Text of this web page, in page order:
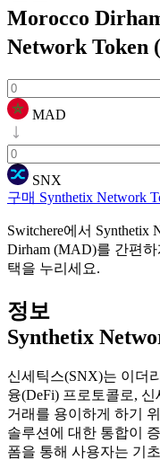
Morocco
Network Token
MAD
SNX
구매 Synthetix Network
Switchere에서 Synthetix
Dirham (MAD)를 간편
택을 누리세요.
정보
Synthetix
신세틱스(SNX)는 이더
융(DeFi) 프로토콜로,
거래를 용이하게 하기
솔루션에 대한 통합이
폼을 통해 사용자는 기